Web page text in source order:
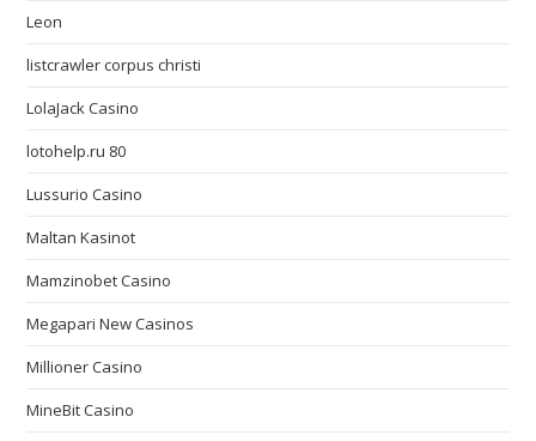
Leon
listcrawler corpus christi
LolaJack Casino
lotohelp.ru 80
Lussurio Casino
Maltan Kasinot
Mamzinobet Casino
Megapari New Casinos
Millioner Casino
MineBit Casino